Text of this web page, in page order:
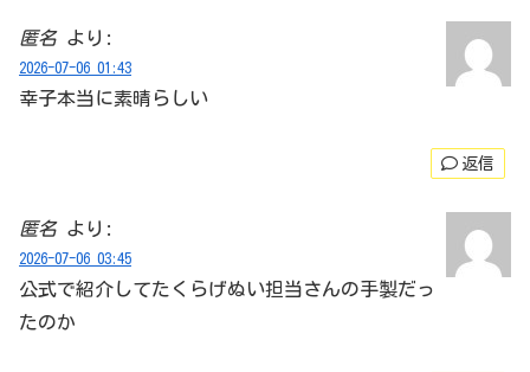
匿名 より:
2026-07-06 01:43
幸子本当に素晴らしい
返信
匿名 より:
2026-07-06 03:45
公式で紹介してたくらげぬい担当さんの手製だっ
たのか